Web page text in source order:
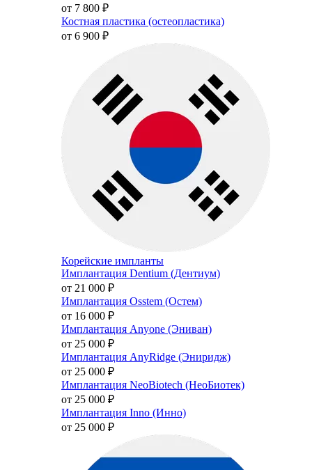
от 7 800 ₽
Костная пластика (остеопластика)
от 6 900 ₽
Корейские импланты
Имплантация Dentium (Дентиум)
от 21 000 ₽
Имплантация Osstem (Остем)
от 16 000 ₽
Имплантация Anyone (Эниван)
от 25 000 ₽
Имплантация AnyRidge (Эниридж)
от 25 000 ₽
Имплантация NeoBiotech (НеоБиотек)
от 25 000 ₽
Имплантация Inno (Инно)
от 25 000 ₽